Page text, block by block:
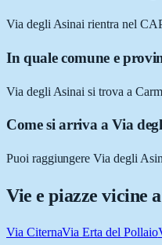
Via degli Asinai rientra nel
In quale comune e
Via degli Asinai si trova a
Come si arriva a Via
Puoi raggiungere Via degli
Vie e piazze vicine a
Via CiternaVia Erta del Pollaio